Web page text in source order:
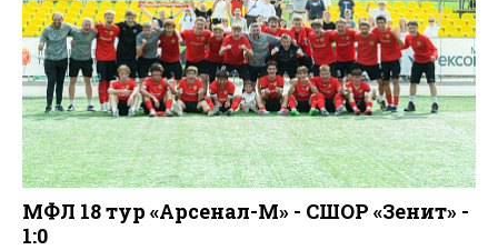
МФЛ 18 тур «Арсенал-М» - СШОР «Зенит» -
1:0